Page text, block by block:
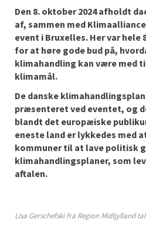
Den 8. oktober 2024 afholdt
af, sammen med
event i Bruxelles. Her var
for at høre gode bud på,
klimahandling kan være med
klimamål.
De danske
præsenteret ved eventet, og
blandt det europæiske
eneste land er lykkedes med
kommuner til at lave politisk
klimahandlingsplaner, som
aftalen.
Lisa Gerschefski fra Region Midtjylland